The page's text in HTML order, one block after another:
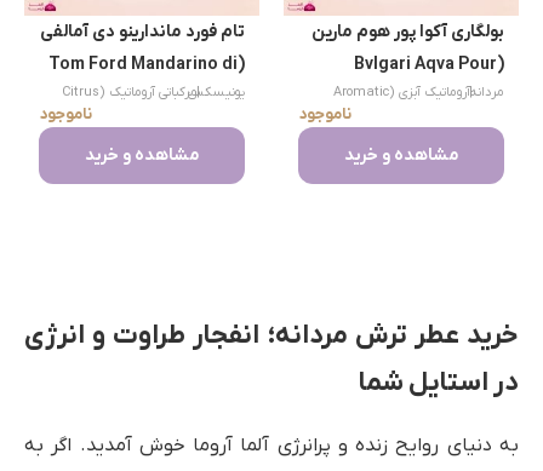
بولگاری آکوا پور هوم مارین
(Bvlgari Aqva Pour
Homme Marine)
مردانه
|
آروماتیک آبزی (Aromatic
ناموجود
مشاهده و خرید
تام فورد ماندارینو دی آمالفی
(Tom Ford Mandarino di
Amalfi)
یونیسکس
|
مرکباتی آروماتیک (Citrus
ناموجود
مشاهده و خرید
خرید عطر ترش مردانه؛ انفجار طراوت و انرژی
در استایل شما
به دنیای روایح زنده و پرانرژی آلما آروما خوش آمدید. اگر به